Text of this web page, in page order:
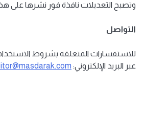
وتصبح التعديلات نافذة فور نشرها على
التواصل
للاستفسارات المتعلقة بشروط الاستخدام
عبر البريد الإلكتروني: